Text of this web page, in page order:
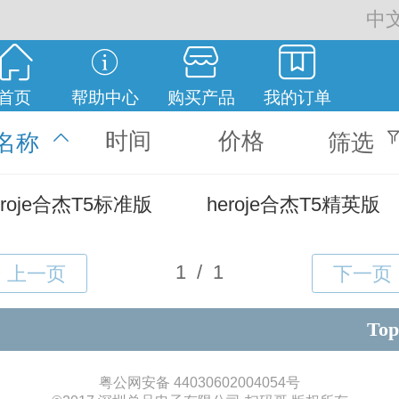
中
中
繁
页 帮助中心 购买产品 我的订单
称 时间 价格 筛选
合杰T5标准版 heroje合杰T5精英版
Top
粤公网安备 44030602004054号